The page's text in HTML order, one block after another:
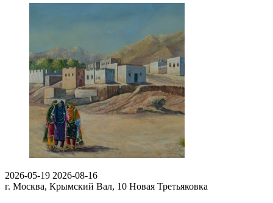
2026-05-19 2026-08-16
г. Москва, Крымский Вал, 10 Новая Третьяковка